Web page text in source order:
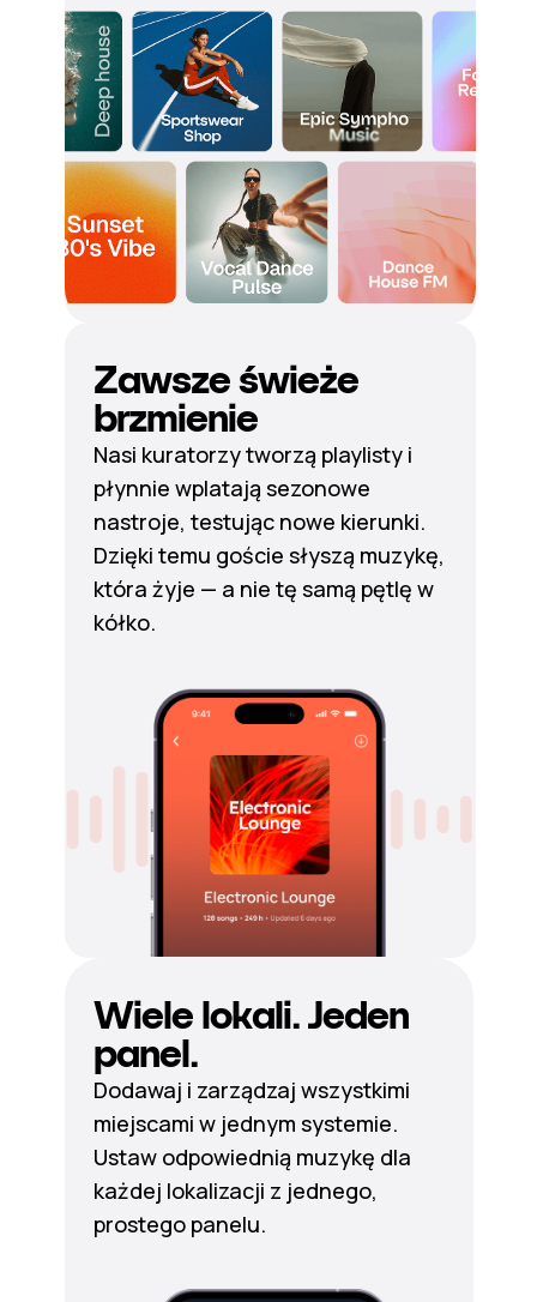
Zawsze świeże
brzmienie
Nasi kuratorzy tworzą playlisty i
płynnie wplatają sezonowe
nastroje, testując nowe kierunki.
Dzięki temu goście słyszą muzykę,
która żyje — a nie tę samą pętlę w
kółko.
Wiele lokali. Jeden
panel.
Dodawaj i zarządzaj wszystkimi
miejscami w jednym systemie.
Ustaw odpowiednią muzykę dla
każdej lokalizacji z jednego,
prostego panelu.